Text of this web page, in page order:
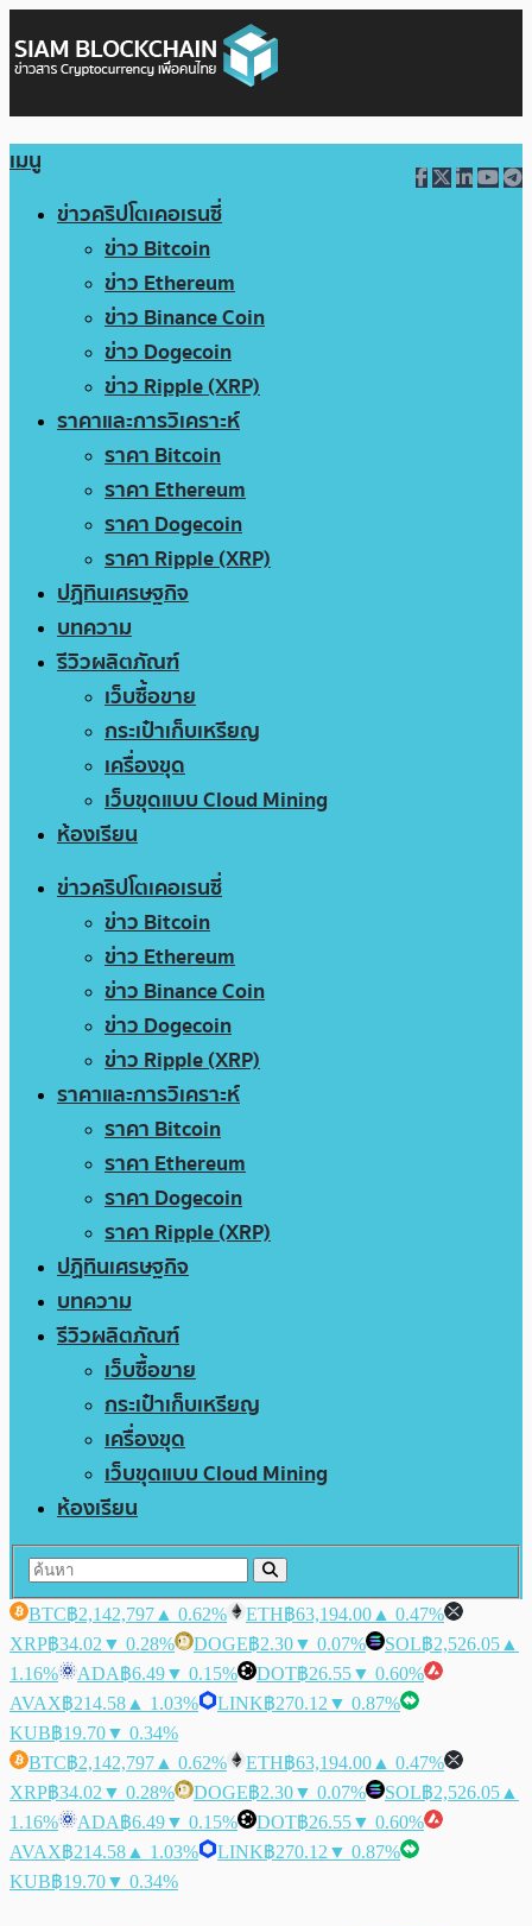
เมนู
ข่าวคริปโตเคอเรนซี่
ข่าว Bitcoin
ข่าว Ethereum
ข่าว Binance Coin
ข่าว Dogecoin
ข่าว Ripple (XRP)
ราคาและการวิเคราะห์
ราคา Bitcoin
ราคา Ethereum
ราคา Dogecoin
ราคา Ripple (XRP)
ปฏิทินเศรษฐกิจ
บทความ
รีวิวผลิตภัณฑ์
เว็บซื้อขาย
กระเป๋าเก็บเหรียญ
เครื่องขุด
เว็บขุดแบบ Cloud Mining
ห้องเรียน
ข่าวคริปโตเคอเรนซี่
ข่าว Bitcoin
ข่าว Ethereum
ข่าว Binance Coin
ข่าว Dogecoin
ข่าว Ripple (XRP)
ราคาและการวิเคราะห์
ราคา Bitcoin
ราคา Ethereum
ราคา Dogecoin
ราคา Ripple (XRP)
ปฏิทินเศรษฐกิจ
บทความ
รีวิวผลิตภัณฑ์
เว็บซื้อขาย
กระเป๋าเก็บเหรียญ
เครื่องขุด
เว็บขุดแบบ Cloud Mining
ห้องเรียน
BTC฿2,142,797 ▲ 0.62% ETH฿63,194.00 ▲ 0.47%
XRP฿34.02 ▼ 0.28% DOGE฿2.30▼ 0.07% SOL฿2,526.05 ▲
1.16%
ADA฿6.49▼ 0.15% DOT฿26.55▼ 0.60%
AVAX฿214.58 ▲ 1.03% LINK฿270.12 ▼ 0.87%
KUB฿19.70▼ 0.34%
BTC฿2,142,797 ▲ 0.62% ETH฿63,194.00 ▲ 0.47%
XRP฿34.02 ▼ 0.28% DOGE฿2.30▼ 0.07% SOL฿2,526.05 ▲
1.16%
ADA฿6.49▼ 0.15% DOT฿26.55▼ 0.60%
AVAX฿214.58 ▲ 1.03% LINK฿270.12 ▼ 0.87%
KUB฿19.70▼ 0.34%